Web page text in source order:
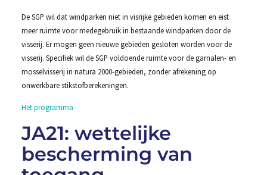
De SGP wil dat windparken niet in visrijke gebieden komen en eist
meer ruimte voor medegebruik in bestaande windparken door de
visserij. Er mogen geen nieuwe gebieden gesloten worden voor de
visserij. Specifiek wil de SGP voldoende ruimte voor de garnalen- en
mosselvisserij in natura 2000-gebieden, zonder afrekening op
onwerkbare stikstofberekeningen.
Het programma
JA21: wettelijke
bescherming van